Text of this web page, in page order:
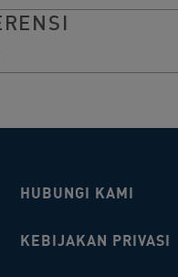
HUBUNGI KAMI​
KEBIJAKAN PRIVASI